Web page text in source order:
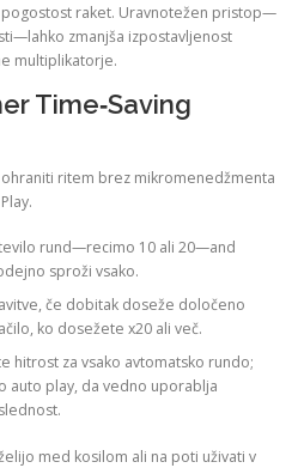
raket. Uravnotežen pristop—
zmanjša izpostavljenost
multiplikatorje.
Time‑Saving
ritem brez mikromenedžmenta
rund—recimo 10 ali 20—and
sproži vsako.
če dobitak doseže določeno
ko dosežete x20 ali več.
hitrost za vsako avtomatsko rundo;
auto play, da vedno uporablja
med kosilom ali na poti uživati v